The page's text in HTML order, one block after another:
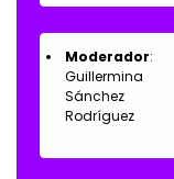
Moderador:
Guillermina
Sánchez
Rodríguez